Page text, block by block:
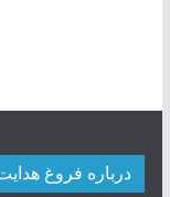
درباره فروغ